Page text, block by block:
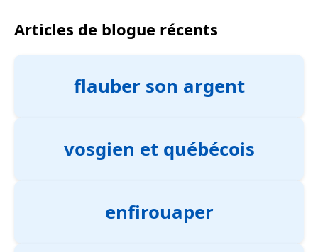
Articles de blogue récents
flauber son argent
vosgien et québécois
enfirouaper